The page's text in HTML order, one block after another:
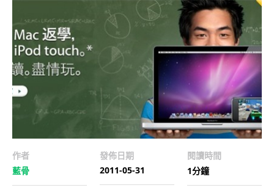
作者
藍骨
發佈日期
2011-05-31
閱讀時間
1分鐘